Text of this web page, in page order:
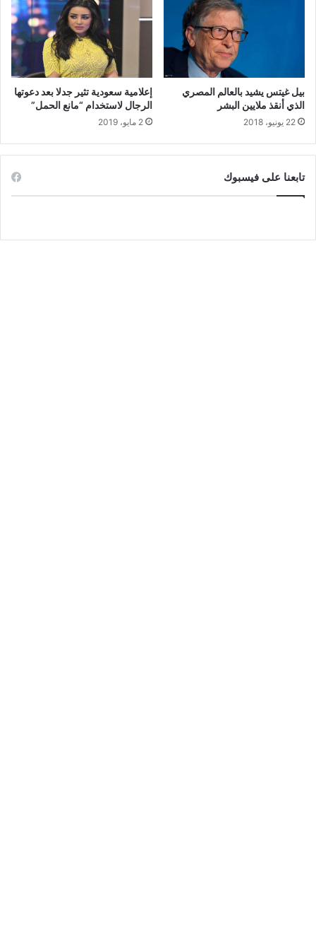
بيل غيتس يشيد بالعالم المصري
الذي أنقذ ملايين البشر
22 يونيو، 2018
إعلامية سعودية تثير جدلا بعد دعوتها
الرجال لاستخدام “مانع الحمل”
2 مايو، 2019
تابعنا على فيسبوك